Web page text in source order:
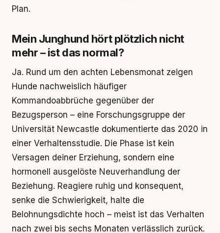
Plan.
Mein Junghund hört plötzlich nicht
mehr – ist das normal?
Ja. Rund um den achten Lebensmonat zeigen
Hunde nachweislich häufiger
Kommandoabbrüche gegenüber der
Bezugsperson – eine Forschungsgruppe der
Universität Newcastle dokumentierte das 2020 in
einer Verhaltensstudie. Die Phase ist kein
Versagen deiner Erziehung, sondern eine
hormonell ausgelöste Neuverhandlung der
Beziehung. Reagiere ruhig und konsequent,
senke die Schwierigkeit, halte die
Belohnungsdichte hoch – meist ist das Verhalten
nach zwei bis sechs Monaten verlässlich zurück.